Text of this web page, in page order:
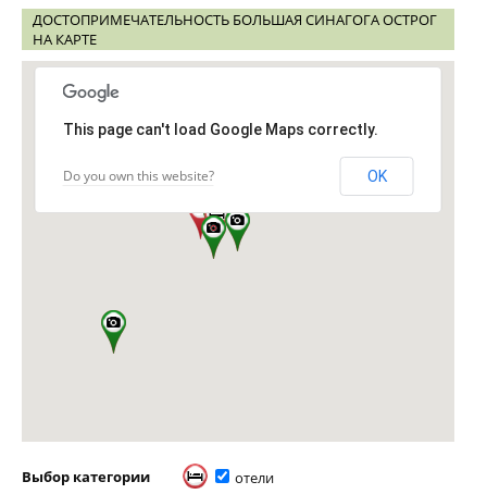
ДОСТОПРИМЕЧАТЕЛЬНОСТЬ БОЛЬШАЯ СИНАГОГА ОСТРОГ
НА КАРТЕ
This page can't load Google Maps correctly.
Do you own this website? OK
Выбор категории отели